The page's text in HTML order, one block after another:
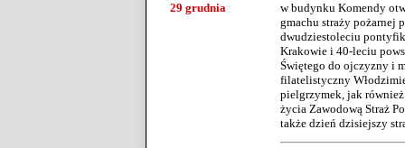
29 grudnia
w budynku Komendy
gmachu straży pożarnej
dwudziestoleciu
Krakowie i 40-leciu
Świętego do ojczyzny i
filatelistyczny
pielgrzymek, jak również
życia Zawodową Straż
także dzień dzisiejszy